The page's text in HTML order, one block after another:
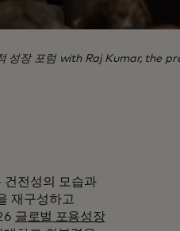
성장 포럼 with Raj Kumar, the
건전성의 모습과
재구성하고
글로벌 포용성장